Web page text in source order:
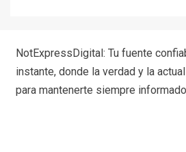
NotExpressDigital: Tu fuente
instante, donde la verdad y la
para mantenerte siempre